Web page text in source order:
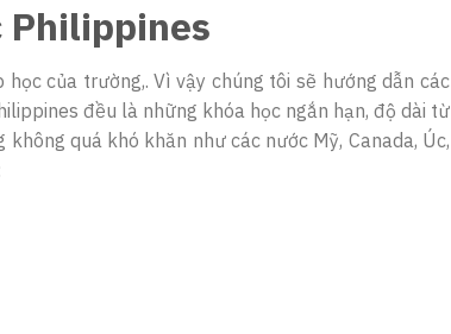
của trường,. Vì vậy chúng tôi sẽ hướng dẫn các
đều là những khóa học ngắn hạn, độ dài từ
quá khó khăn như các nước Mỹ, Canada, Úc,